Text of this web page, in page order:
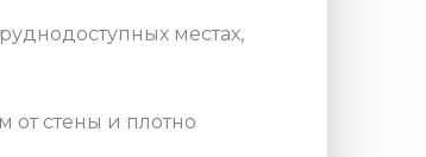
местах,
от стены и плотно